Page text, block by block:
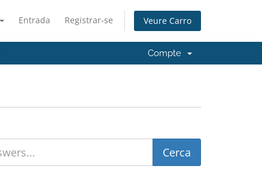
Entrada Registrar-se Veure Carro
Compte